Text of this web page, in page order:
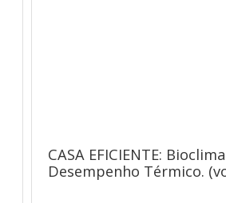
CASA EFICIENTE:
Desempenho Térmico.